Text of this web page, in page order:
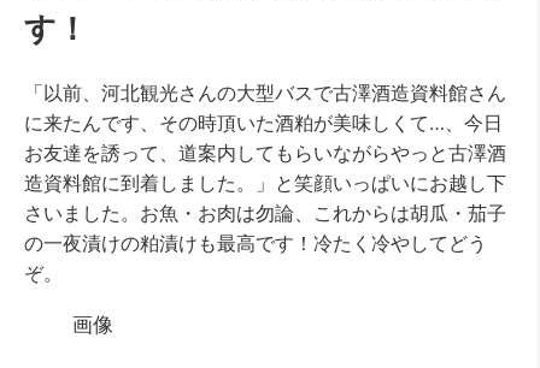
す！
「以前、河北観光さんの大型バスで古澤酒造資料館さん
に来たんです、その時頂いた酒粕が美味しくて…、今日
お友達を誘って、道案内してもらいながらやっと古澤酒
造資料館に到着しました。」と笑顔いっぱいにお越し下
さいました。お魚・お肉は勿論、これからは胡瓜・茄子
の一夜漬けの粕漬けも最高です！冷たく冷やしてどう
ぞ。
画像